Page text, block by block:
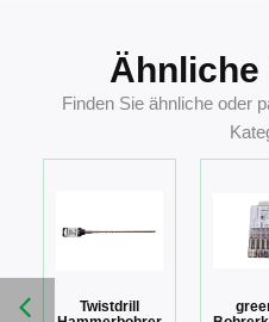
Ähnliche
Finden Sie ähnliche oder
Twistdrill